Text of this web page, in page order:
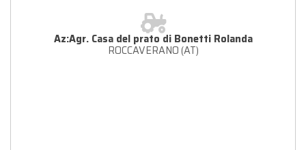
Az:Agr. Casa del prato di Bonetti Rolanda
ROCCAVERANO (AT)